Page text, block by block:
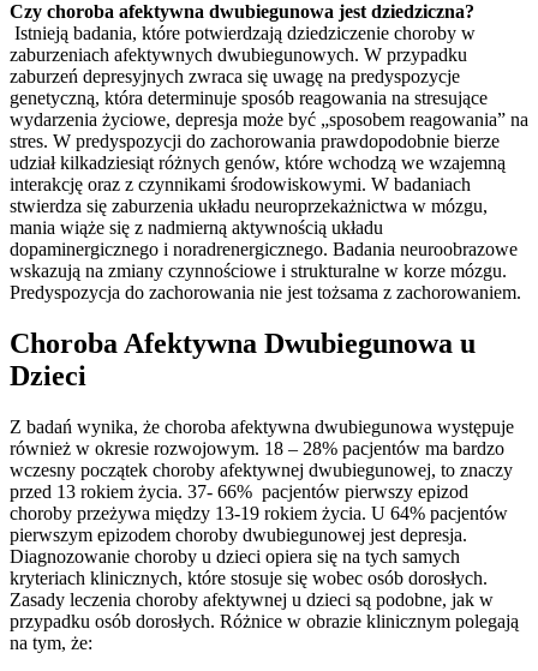
Czy choroba afektywna dwubiegunowa jest dziedziczna?
Istnieją badania, które potwierdzają dziedziczenie choroby w
zaburzeniach afektywnych dwubiegunowych. W przypadku
zaburzeń depresyjnych zwraca się uwagę na predyspozycje
genetyczną, która determinuje sposób reagowania na stresujące
wydarzenia życiowe, depresja może być „sposobem reagowania” na
stres. W predyspozycji do zachorowania prawdopodobnie bierze
udział kilkadziesiąt różnych genów, które wchodzą we wzajemną
interakcję oraz z czynnikami środowiskowymi. W badaniach
stwierdza się zaburzenia układu neuroprzekażnictwa w mózgu,
mania wiąże się z nadmierną aktywnością układu
dopaminergicznego i noradrenergicznego. Badania neuroobrazowe
wskazują na zmiany czynnościowe i strukturalne w korze mózgu.
Predyspozycja do zachorowania nie jest tożsama z zachorowaniem.
Choroba Afektywna Dwubiegunowa u
Dzieci
Z badań wynika, że choroba afektywna dwubiegunowa występuje
również w okresie rozwojowym. 18 – 28% pacjentów ma bardzo
wczesny początek choroby afektywnej dwubiegunowej, to znaczy
przed 13 rokiem życia. 37- 66% pacjentów pierwszy epizod
choroby przeżywa między 13-19 rokiem życia. U 64% pacjentów
pierwszym epizodem choroby dwubiegunowej jest depresja.
Diagnozowanie choroby u dzieci opiera się na tych samych
kryteriach klinicznych, które stosuje się wobec osób dorosłych.
Zasady leczenia choroby afektywnej u dzieci są podobne, jak w
przypadku osób dorosłych. Różnice w obrazie klinicznym polegają
na tym, że: